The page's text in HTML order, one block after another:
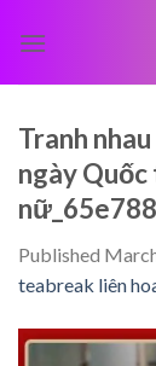
Tranh
ngày Quốc
Published
teabreak liên